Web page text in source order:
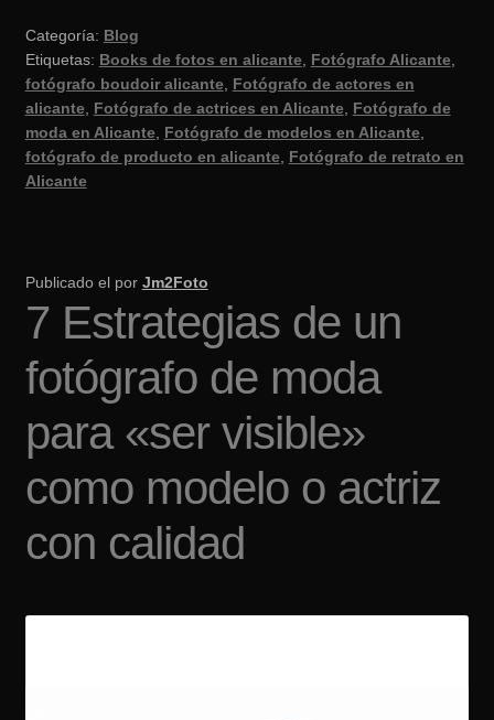
Categoría: Blog
Etiquetas: Books de fotos en alicante, Fotógrafo Alicante,
fotógrafo boudoir alicante, Fotógrafo de actores en
alicante, Fotógrafo de actrices en Alicante, Fotógrafo de
moda en Alicante, Fotógrafo de modelos en Alicante,
fotógrafo de producto en alicante, Fotógrafo de retrato en
Alicante
Publicado el por Jm2Foto
7 Estrategias de un
fotógrafo de moda
para «ser visible»
como modelo o actriz
con calidad